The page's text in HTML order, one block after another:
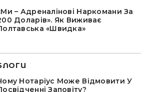
– Адреналінові Наркомани За
Доларів». Як Виживає
«швидка»
Нотаріус Може Відмовити У
Заповіту?